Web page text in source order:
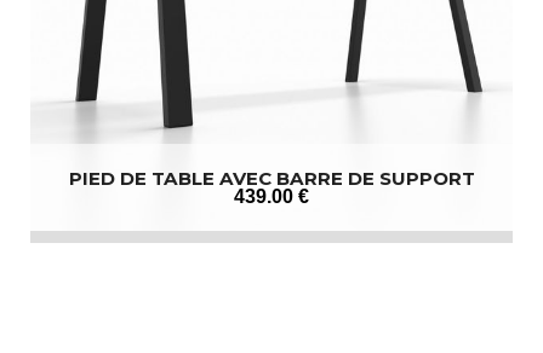
PIED DE TABLE AVEC BARRE DE SUPPORT
439.00 €